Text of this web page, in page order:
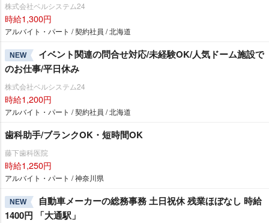
株式会社ベルシステム24
時給1,300円
アルバイト・パート / 契約社員 / 北海道
NEW
イベント関連の問合せ対応/未経験OK/人気ドーム施設で
のお仕事/平日休み
株式会社ベルシステム24
時給1,200円
アルバイト・パート / 契約社員 / 北海道
歯科助手/ブランクOK・短時間OK
藤下歯科医院
時給1,250円
アルバイト・パート / 神奈川県
NEW
自動車メーカーの総務事務 土日祝休 残業ほぼなし 時給
1400円 「大通駅」